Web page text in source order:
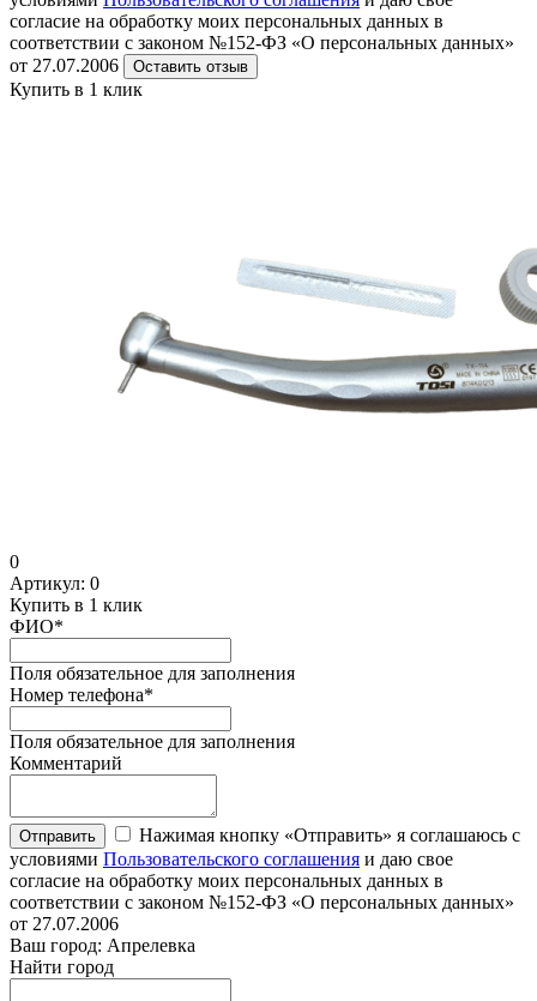
согласие на обработку моих персональных данных в
соответствии с законом №152-ФЗ «О персональных данных»
от 27.07.2006
Оставить отзыв
Купить в 1 клик
0
Артикул: 0
Купить в 1 клик
ФИО*
Поля обязательное для заполнения
Номер телефона*
Поля обязательное для заполнения
Комментарий
Отправить
Нажимая кнопку «Отправить» я соглашаюсь с
условиями Пользовательского соглашения и даю свое
согласие на обработку моих персональных данных в
соответствии с законом №152-ФЗ «О персональных данных»
от 27.07.2006
Ваш город: Апрелевка
Найти город